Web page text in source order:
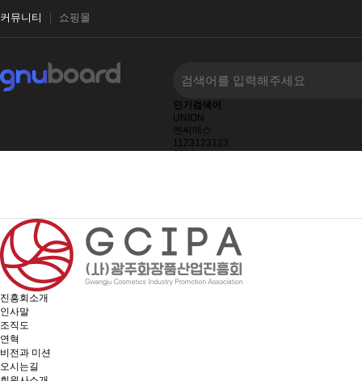
커뮤니티 쇼핑몰
인기검색어
UNION
엔씨에스
1123123123
2016
진흥회소개
인사말
조직도
연혁
비전과 미션
오시는길